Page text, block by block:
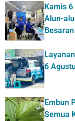
Kamis
Alun-
6
Embun
Semua